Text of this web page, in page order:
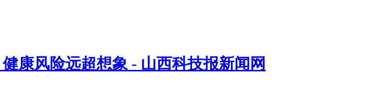
康风险远超想象 - 山西科技报新闻网